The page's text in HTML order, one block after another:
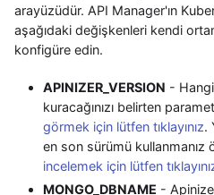
arayüzüdür. API Manager'ın
aşağıdaki değişkenleri kendi
konfigüre edin.
APINIZER_VERSION -
kuracağınızı belirten
görmek için lütfen tıklayınız.
en son sürümü kullanmanız
incelemek için lütfen
MONGO_DBNAME -